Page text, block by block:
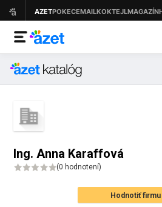
Ing. Anna Karaffová
(0 hodnotení)
Hodnotiť firmu